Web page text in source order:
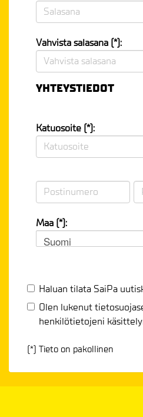
Vahvista salasana (*):
YHTEYSTIEDOT
Katuosoite (*):
Maa (*):
Suomi
Haluan tilata SaiPa
Olen lukenut
henkilötietojeni
(*) Tieto on pakollinen